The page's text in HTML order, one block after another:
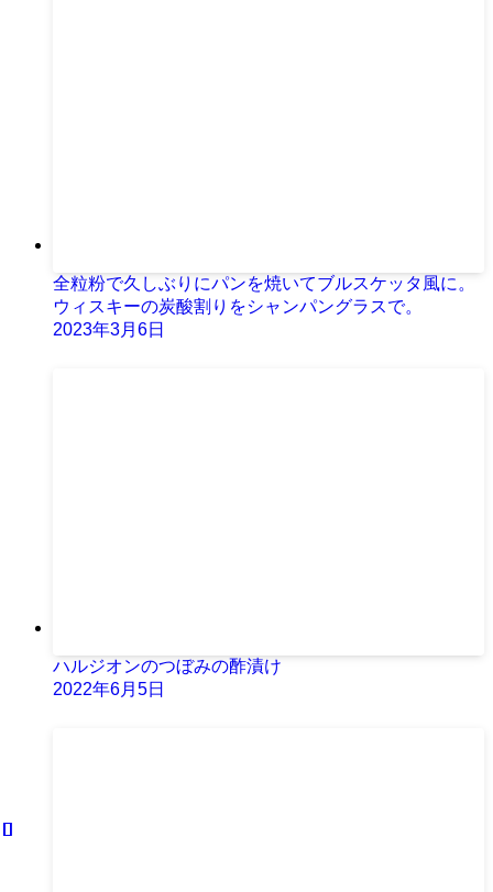
全粒粉で久しぶりにパンを焼いてブルスケッタ風に。
ウィスキーの炭酸割りをシャンパングラスで。
2023年3月6日
ハルジオンのつぼみの酢漬け
2022年6月5日